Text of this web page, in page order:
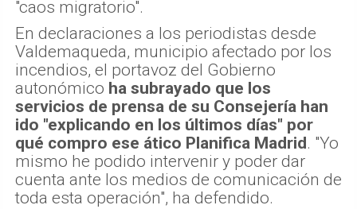
"caos migratorio".
En declaraciones a los periodistas desde
Valdemaqueda, municipio afectado por los
incendios, el portavoz del Gobierno
autonómico ha subrayado que los
servicios de prensa de su Consejería han
ido "explicando en los últimos días" por
qué compro ese ático Planifica Madrid . "Yo
mismo he podido intervenir y poder dar
cuenta ante los medios de comunicación de
toda esta operación", ha defendido.